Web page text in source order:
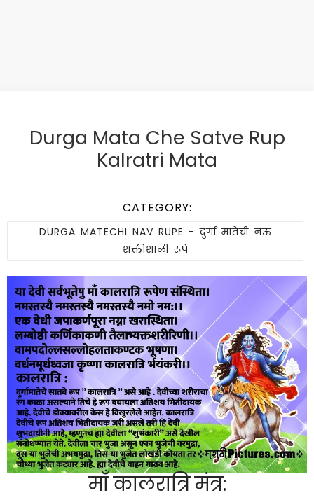
Durga Mata Che Satve Rup
Kalratri Mata
CATEGORY:
DURGA MATECHI NAV RUPE - दुर्गा मातेची नऊ
शक्तीशाली रूपे
माँ कालरात्रि मंत्र: